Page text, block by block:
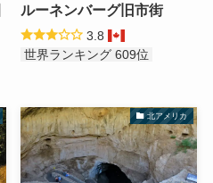
ルーネンバーグ旧市街
3.8
世界ランキング 609位
北アメリカ